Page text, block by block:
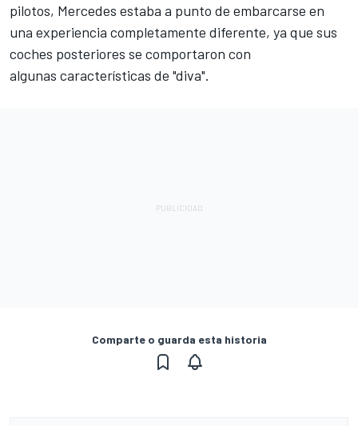
pilotos, Mercedes estaba a punto de embarcarse en
una experiencia completamente diferente, ya que sus
coches posteriores se comportaron con
algunas características de "diva".
Comparte o guarda esta historia